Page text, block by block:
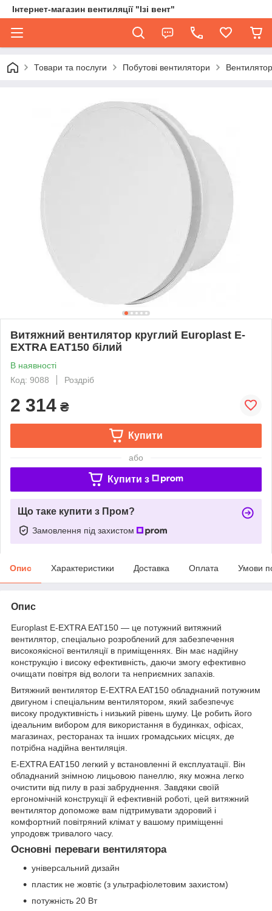
Інтернет-магазин вентиляції "Ізі вент"
Товари та послуги Побутові вентилятори
Витяжний вентилятор круглий Europlast E-
EXTRA EAT150 білий
В наявності
Код: 9088
Роздріб
2 314 ₴
Купити
або
Купити з
Що таке купити з Пром?
Замовлення під захистом
Опис Характеристики Доставка Оплата Умови
Опис
Europlast E-EXTRA EAT150 — це потужний витяжний
вентилятор, спеціально розроблений для забезпечення
високоякісної вентиляції в приміщеннях. Він має надійну
конструкцію і високу ефективність, даючи змогу ефективно
очищати повітря від вологи та неприємних запахів.
Витяжний вентилятор E-EXTRA EAT150 обладнаний потужним
двигуном і спеціальним вентилятором, який забезпечує
високу продуктивність і низький рівень шуму. Це робить його
ідеальним вибором для використання в будинках, офісах,
магазинах, ресторанах та інших громадських місцях, де
потрібна надійна вентиляція.
E-EXTRA EAT150 легкий у встановленні й експлуатації. Він
обладнаний знімною лицьовою панеллю, яку можна легко
очистити від пилу в разі забруднення. Завдяки своїй
ергономічній конструкції й ефективній роботі, цей витяжний
вентилятор допоможе вам підтримувати здоровий і
комфортний повітряний клімат у вашому приміщенні
упродовж тривалого часу.
Основні переваги вентилятора
універсальний дизайн
пластик не жовтіє (з ультрафіолетовим захистом)
потужність 20 Вт